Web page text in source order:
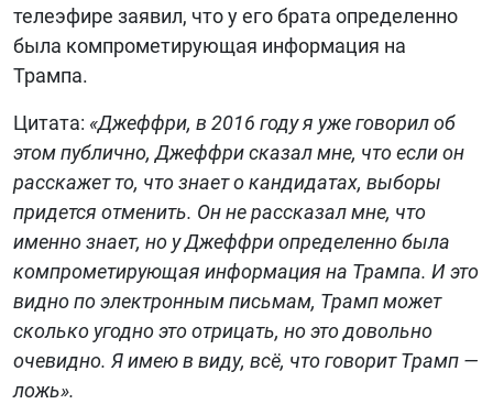
БИБЛИОТЕКА
ВИДЕО
телеэфире заявил, что у его брата определенно
была компрометирующая информация на
Трампа.
Цитата: «Джеффри, в 2016 году я уже говорил об
этом публично, Джеффри сказал мне, что если он
расскажет то, что знает о кандидатах, выборы
придется отменить. Он не рассказал мне, что
именно знает, но у Джеффри определенно была
компрометирующая информация на Трампа. И это
видно по электронным письмам, Трамп может
сколько угодно это отрицать, но это довольно
очевидно. Я имею в виду, всё, что говорит Трамп —
ложь».